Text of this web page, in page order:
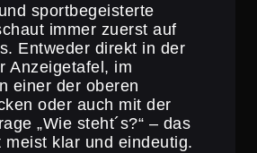
sport­be­geis­terte
immer zuerst auf
Entweder direkt in der
Anzei­ge­tafel, im
einer der oberen
oder auch mit der
„Wie steht´s?“ – das
meist klar und eindeutig.